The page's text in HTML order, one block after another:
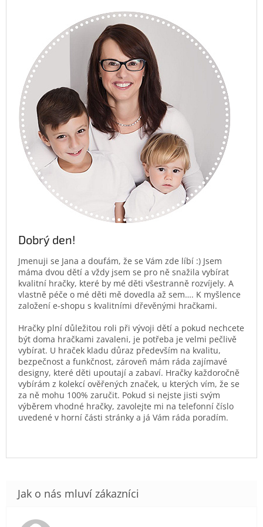
Dobrý den!
Jmenuji se Jana a doufám, že se Vám zde líbí :) Jsem
máma dvou dětí a vždy jsem se pro ně snažila vybírat
kvalitní hračky, které by mé děti všestranně rozvíjely. A
vlastně péče o mé děti mě dovedla až sem…. K myšlence
založení e-shopu s kvalitními dřevěnými hračkami.
Hračky plní důležitou roli při vývoji dětí a pokud nechcete
být doma hračkami zavaleni, je potřeba je velmi pečlivě
vybírat. U hraček kladu důraz především na kvalitu,
bezpečnost a funkčnost, zároveň mám ráda zajímavé
designy, které děti upoutají a zabaví. Hračky každoročně
vybírám z kolekcí ověřených značek, u kterých vím, že se
za ně mohu 100% zaručit. Pokud si nejste jisti svým
výběrem vhodné hračky, zavolejte mi na telefonní číslo
uvedené v horní části stránky a já Vám ráda poradím.